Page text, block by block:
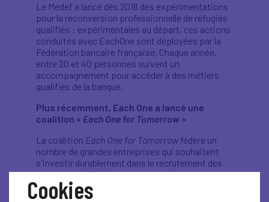
Le Medef a lancé dès 2018 des expérimentations
pour la reconversion professionnelle de réfugiés
qualifiés : expérimentales au départ, ces actions
conduites avec EachOne sont déployées par la
Fédération bancaire française. Chaque année,
entre 20 et 40 personnes suivent un
accompagnement pour accéder à des métiers
qualifiés de la banque.
Plus récemment, Each One a lancé une
coalition « Each One for Tomorrow »
La coalition Each One for Tomorrow fédère un
nombre de grandes entreprises qui souhaitent
s'investir durablement dans le recrutement des
personnes réfugiées et prennent des
engagements chiffrés. L’occasion pour ces
entreprises, qui sont par ailleurs régulièrement
Cookies